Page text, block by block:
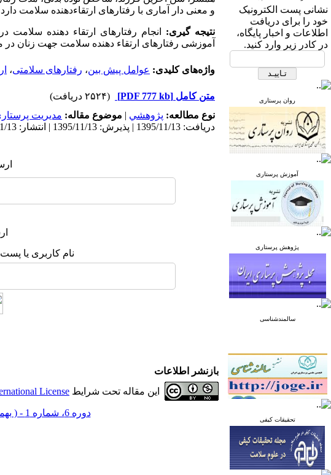
نشانی پست الکترونیک
خود را برای دریافت
اطلاعات و اخبار پایگاه،
در کادر زیر وارد کنید.
روان پرستاری
آموزش پرستاری
پژوهش پرستاری
سالمندشناسی
تحقیقات کیفی
و معنی دار آماری با رفتارهای ارتقاءدهنده سلامت
نتیجه گیری: انجام رفتارهای ارتقاء دهنده
آموزشی رفتارهای ارتقاء دهنده سلامت جهت زنان
واژه‌های کلیدی: عوامل پیش بین، رفتارهای سلامتی،
متن کامل [PDF 777 kb]
(۲۵۲۴ دریافت)
نوع مطالعه: پژوهشي | موضوع مقاله: مدیریت
دریافت: 1395/11/13 | پذیرش: 1395/11/13 | انتشار: 1395/11/13
نام کاربری یا
بازنشر اطلاعات
این مقاله تحت شرایط License
دوره 6، شماره 1 - ( بهمن و اسفند 1395 )